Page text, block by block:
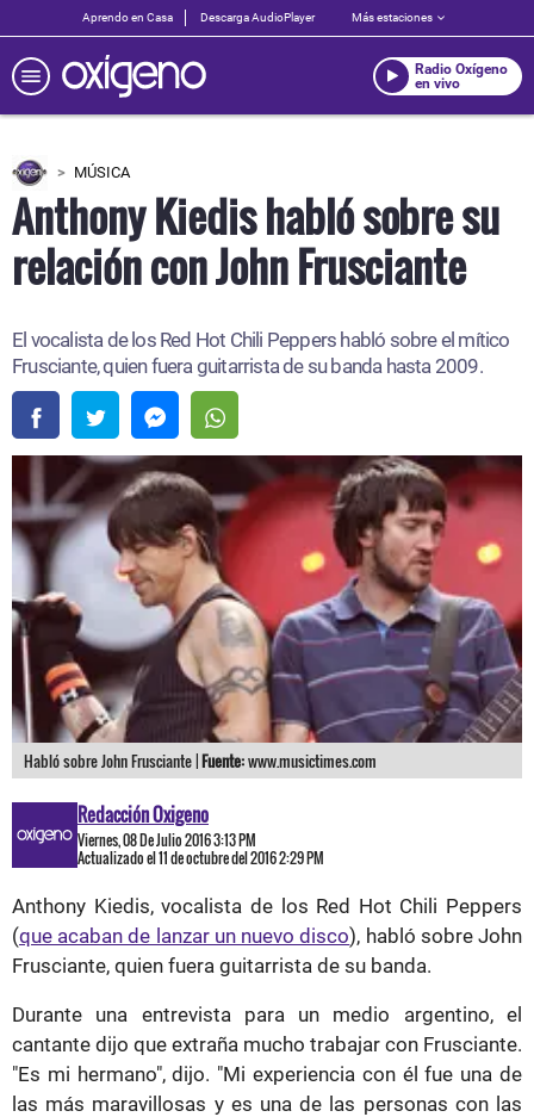
Aprendo en Casa Descarga AudioPlayer Más estaciones
Radio Oxígeno
en vivo
MÚSICA
Anthony Kiedis habló sobre su
relación con John Frusciante
El vocalista de los Red Hot Chili Peppers habló sobre el mítico
Frusciante, quien fuera guitarrista de su banda hasta 2009.
Habló sobre John Frusciante |Fuente:www.musictimes.com
Redacción Oxigeno
Viernes, 08 De Julio 2016 3:13 PM
Actualizado el 11 de octubre del 2016 2:29 PM
Anthony Kiedis, vocalista de los Red Hot Chili Peppers
(que acaban de lanzar un nuevo disco), habló sobre John
Frusciante, quien fuera guitarrista de su banda.
Durante una entrevista para un medio argentino, el
cantante dijo que extraña mucho trabajar con Frusciante.
"Es mi hermano", dijo. "Mi experiencia con él fue una de
las más maravillosas y es una de las personas con las